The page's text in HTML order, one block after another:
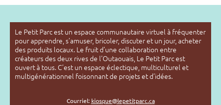
Le Petit Parc est un espace communautaire virtuel à fréquenter
pour apprendre, s’amuser, bricoler, discuter et un jour, acheter
des produits locaux. Le fruit d’une collaboration entre
créateurs des deux rives de l’Outaouais, Le Petit Parc est
ouvert à tous. C’est un espace éclectique, multiculturel et
multigénérationnel foisonnant de projets et d’idées.
Courriel: kiosque@lepetitparc.ca